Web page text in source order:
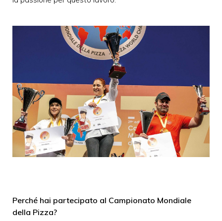
Perché hai partecipato al Campionato Mondiale
della Pizza?